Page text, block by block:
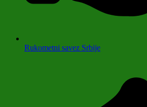
Rukometni savez Srbije